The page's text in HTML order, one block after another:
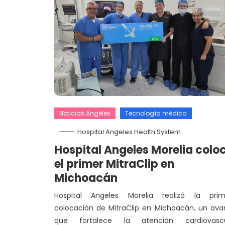
Noticias Angeles Tecnología médica
Hospital Angeles Health System
Hospital Angeles Morelia
el primer MitraClip en
Michoacán
Hospital Angeles Morelia realizó la
colocación de MitraClip en Michoacán, un
que fortalece la atención